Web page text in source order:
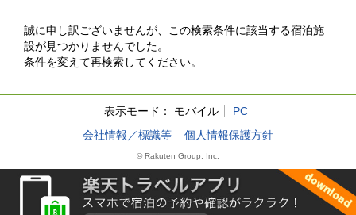
誠に申し訳ございませんが、この検索条件に該当する宿泊施
設が見つかりませんでした。
条件を変えて再検索してください。
表示モード： モバイル
PC
会社情報／標識等
個人情報保護方針
© Rakuten Group, Inc.